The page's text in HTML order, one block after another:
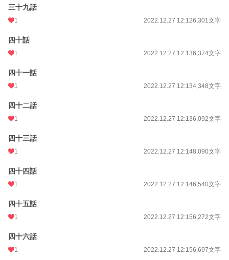
三十九話
1 2022.12.27 12:126,301文字
四十話
1 2022.12.27 12:136,374文字
四十一話
1 2022.12.27 12:134,348文字
四十二話
1 2022.12.27 12:136,092文字
四十三話
1 2022.12.27 12:148,090文字
四十四話
1 2022.12.27 12:146,540文字
四十五話
1 2022.12.27 12:156,272文字
四十六話
1 2022.12.27 12:156,697文字